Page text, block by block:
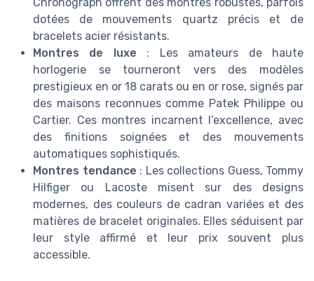
dotées de mouvements quartz précis et de
bracelets acier résistants.
Montres de luxe : Les amateurs de haute
horlogerie se tourneront vers des modèles
prestigieux en or 18 carats ou en or rose, signés par
des maisons reconnues comme Patek Philippe ou
Cartier. Ces montres incarnent l’excellence, avec
des finitions soignées et des mouvements
automatiques sophistiqués.
Montres tendance : Les collections Guess, Tommy
Hilfiger ou Lacoste misent sur des designs
modernes, des couleurs de cadran variées et des
matières de bracelet originales. Elles séduisent par
leur style affirmé et leur prix souvent plus
accessible.